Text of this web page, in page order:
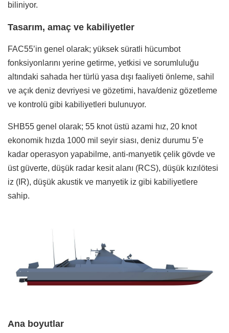
biliniyor.
Tasarım, amaç ve kabiliyetler
FAC55’in genel olarak; yüksek süratli hücumbot
fonksiyonlarını yerine getirme, yetkisi ve sorumluluğu
altındaki sahada her türlü yasa dışı faaliyeti önleme, sahil
ve açık deniz devriyesi ve gözetimi, hava/deniz gözetleme
ve kontrolü gibi kabiliyetleri bulunuyor.
SHB55 genel olarak; 55 knot üstü azami hız, 20 knot
ekonomik hızda 1000 mil seyir siası, deniz durumu 5’e
kadar operasyon yapabilme, anti-manyetik çelik gövde ve
üst güverte, düşük radar kesit alanı (RCS), düşük kızılötesi
iz (IR), düşük akustik ve manyetik iz gibi kabiliyetlere
sahip.
Ana boyutlar